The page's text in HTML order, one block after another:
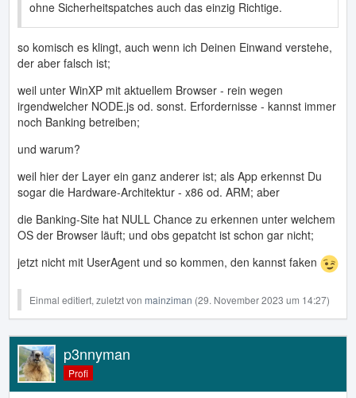
ohne Sicherheitspatches auch das einzig Richtige.
so komisch es klingt, auch wenn ich Deinen Einwand verstehe,
der aber falsch ist;
weil unter WinXP mit aktuellem Browser - rein wegen
irgendwelcher NODE.js od. sonst. Erfordernisse - kannst immer
noch Banking betreiben;
und warum?
weil hier der Layer ein ganz anderer ist; als App erkennst Du
sogar die Hardware-Architektur - x86 od. ARM; aber
die Banking-Site hat NULL Chance zu erkennen unter welchem
OS der Browser läuft; und obs gepatcht ist schon gar nicht;
jetzt nicht mit UserAgent und so kommen, den kannst faken
Einmal editiert, zuletzt von mainziman (29. November 2023 um 14:27)
p3nnyman
Profi